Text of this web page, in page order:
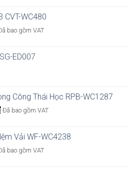
CVT-WC480
bao gồm VAT
ED007
Công Thái Học RPB-WC1287
Đã bao gồm VAT
Vải WF-WC4238
bao gồm VAT